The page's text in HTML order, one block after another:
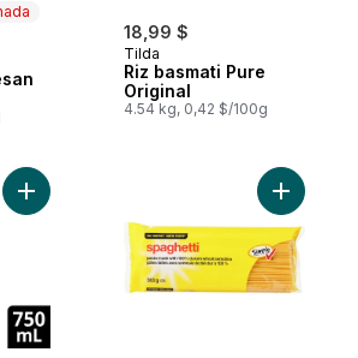
18,99 $
Tilda
Riz basmati Pure
Original
4.54 kg, 0,42 $/100g
Ajouter Mayonnaise sans gluten au panier
Ajouter